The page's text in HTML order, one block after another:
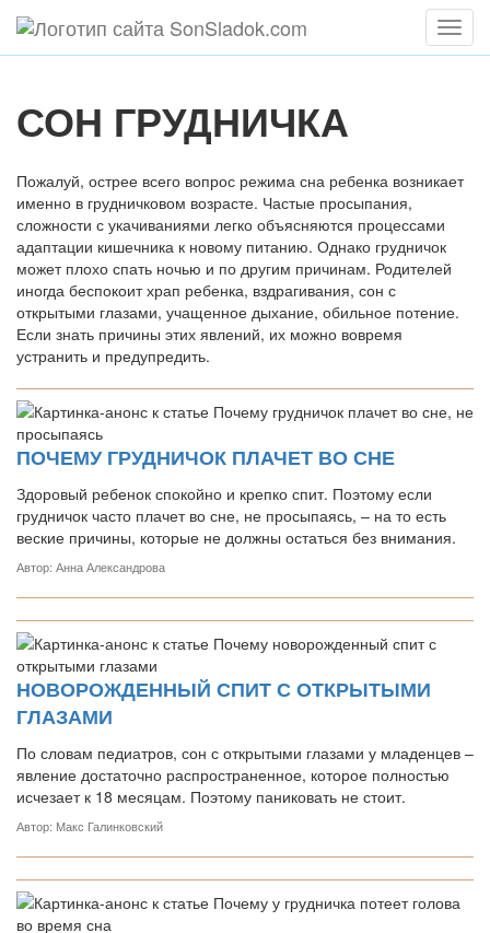
Меню
СОН ГРУДНИЧКА
Пожалуй, острее всего вопрос режима сна ребенка возникает
именно в грудничковом возрасте. Частые просыпания,
сложности с укачиваниями легко объясняются процессами
адаптации кишечника к новому питанию. Однако грудничок
может плохо спать ночью и по другим причинам. Родителей
иногда беспокоит храп ребенка, вздрагивания, сон с
открытыми глазами, учащенное дыхание, обильное потение.
Если знать причины этих явлений, их можно вовремя
устранить и предупредить.
ПОЧЕМУ ГРУДНИЧОК ПЛАЧЕТ ВО СНЕ
Здоровый ребенок спокойно и крепко спит. Поэтому если
грудничок часто плачет во сне, не просыпаясь, – на то есть
веские причины, которые не должны остаться без внимания.
Автор: Анна Александрова
НОВОРОЖДЕННЫЙ СПИТ С ОТКРЫТЫМИ
ГЛАЗАМИ
По словам педиатров, сон с открытыми глазами у младенцев –
явление достаточно распространенное, которое полностью
исчезает к 18 месяцам. Поэтому паниковать не стоит.
Автор: Макс Галинковский